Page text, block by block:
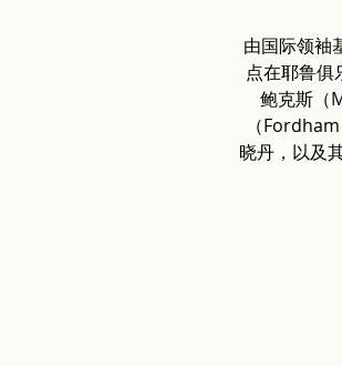
由国际领袖
点在耶鲁俱
鲍克斯（
（
晓丹，以及